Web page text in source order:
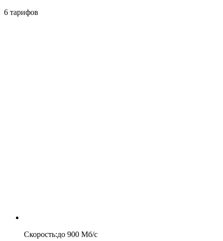
6 тарифов
Скорость:до 900 Мб/c